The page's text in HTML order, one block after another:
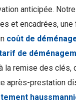
anticipée.
et encadrées,
coût de
de
la remise des clés,
après-prestation